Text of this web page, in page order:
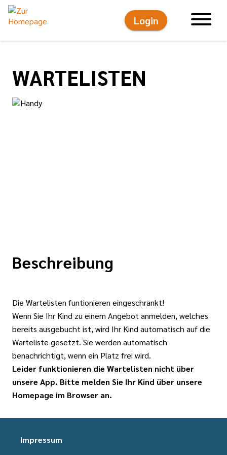
Login
WARTELISTEN
Beschreibung
Die Wartelisten funtionieren eingeschränkt!
Wenn Sie Ihr Kind zu einem Angebot anmelden, welches
bereits ausgebucht ist, wird Ihr Kind automatisch auf die
Warteliste gesetzt. Sie werden automatisch
benachrichtigt, wenn ein Platz frei wird.
Leider funktionieren die Wartelisten nicht über
unsere App. Bitte melden Sie Ihr Kind über unsere
Homepage im Browser an.
Impressum